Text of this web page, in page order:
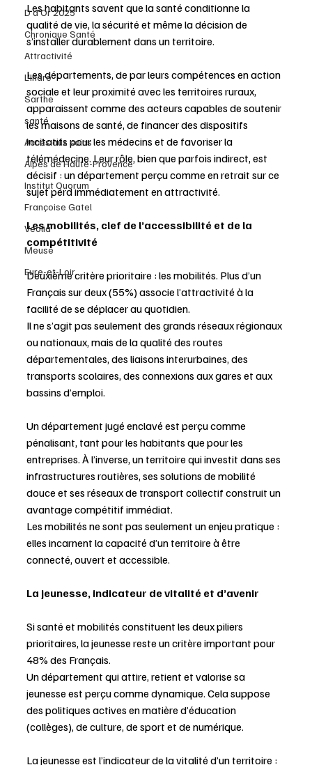
D d'Or 2025
Chronique Santé
Attractivité
L'Indre
Sarthe
santé
Accès aux soins
Alpes de Haute-Provence
Institut Quorum
Françoise Gatel
Veolia
Meuse
Eure-et-Loir
Les habitants savent que la santé conditionne la
qualité de vie, la sécurité et même la décision de
s’installer durablement dans un territoire.
Les départements, de par leurs compétences en action
sociale et leur proximité avec les territoires ruraux,
apparaissent comme des acteurs capables de soutenir
les maisons de santé, de financer des dispositifs
incitatifs pour les médecins et de favoriser la
télémédecine. Leur rôle, bien que parfois indirect, est
décisif : un département perçu comme en retrait sur ce
sujet perd immédiatement en attractivité.
Les mobilités, clef de l’accessibilité et de la
compétitivité
Deuxième critère prioritaire : les mobilités. Plus d’un
Français sur deux (55%) associe l’attractivité à la
facilité de se déplacer au quotidien.
Il ne s’agit pas seulement des grands réseaux régionaux
ou nationaux, mais de la qualité des routes
départementales, des liaisons interurbaines, des
transports scolaires, des connexions aux gares et aux
bassins d’emploi.
Un département jugé enclavé est perçu comme
pénalisant, tant pour les habitants que pour les
entreprises. À l’inverse, un territoire qui investit dans ses
infrastructures routières, ses solutions de mobilité
douce et ses réseaux de transport collectif construit un
avantage compétitif immédiat.
Les mobilités ne sont pas seulement un enjeu pratique :
elles incarnent la capacité d’un territoire à être
connecté, ouvert et accessible.
La jeunesse, indicateur de vitalité et d’avenir
Si santé et mobilités constituent les deux piliers
prioritaires, la jeunesse reste un critère important pour
48% des Français.
Un département qui attire, retient et valorise sa
jeunesse est perçu comme dynamique. Cela suppose
des politiques actives en matière d’éducation
(collèges), de culture, de sport et de numérique.
La jeunesse est l’indicateur de la vitalité d’un territoire :